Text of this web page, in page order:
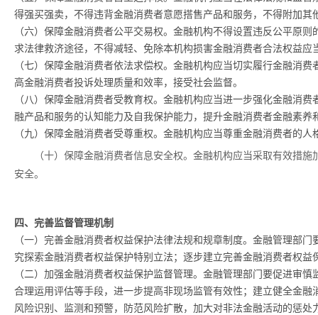
得强买强卖，不得违背金融消费者意愿搭售产品和服务，不得附加
（六）保障金融消费者公平交易权。金融机构不得设置违反公平原
求法律救济途径，不得减轻、免除本机构损害金融消费者合法权益应
（七）保障金融消费者依法求偿权。金融机构应当切实履行金融消
高金融消费者投诉处理质量和效率，接受社会监督。
（八）保障金融消费者受教育权。金融机构应当进一步强化金融消
融产品和服务的认知能力及自我保护能力，提升金融消费者金融素养
（九）保障金融消费者受尊重权。金融机构应当尊重金融消费者的
（十）保障金融消费者信息安全权。金融机构应当采取有效措
安全。
四、完善监督管理机制
（一）完善金融消费者权益保护法律法规和规章制度。金融管理部
究探索金融消费者权益保护特别立法；逐步建立完善金融消费者权
（二）加强金融消费者权益保护监督管理。金融管理部门要促进审
合理运用评估等手段，进一步提高非现场监管有效性；建立健全金
风险识别、监测和预警，防范风险扩散，加大对非法金融活动的惩处